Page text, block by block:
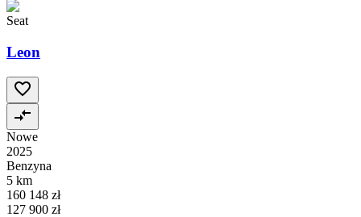
Seat
Leon
Nowe
2025
Benzyna
5 km
160 148 zł
127 900 zł